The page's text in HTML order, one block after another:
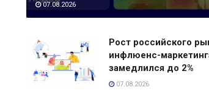
07.08.2026
Рост российского
инфлюенс-
замедлился до 2%
07.08.2026